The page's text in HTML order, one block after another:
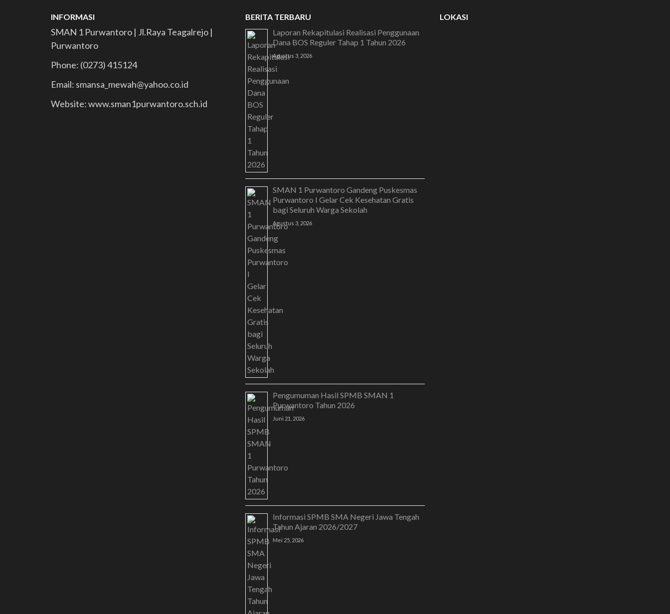
INFORMASI
SMAN 1 Purwantoro | Jl.Raya Teagalrejo |
Purwantoro
Phone: (0273) 415124
Email: smansa_mewah@yahoo.co.id
Website: www.sman1purwantoro.sch.id
BERITA TERBARU
Laporan Rekapitulasi Realisasi Penggunaan
Dana BOS Reguler Tahap 1 Tahun 2026
Agustus 3, 2026
SMAN 1 Purwantoro Gandeng Puskesmas
Purwantoro I Gelar Cek Kesehatan Gratis
bagi Seluruh Warga Sekolah
Agustus 3, 2026
Pengumuman Hasil SPMB SMAN 1
Purwantoro Tahun 2026
Juni 21, 2026
Informasi SPMB SMA Negeri Jawa Tengah
Tahun Ajaran 2026/2027
Mei 25, 2026
LOKASI